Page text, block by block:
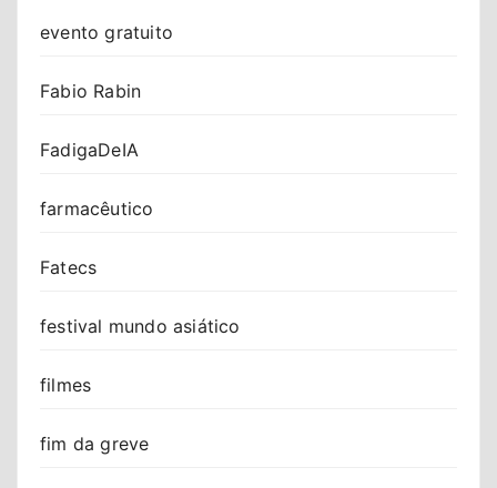
evento gratuito
Fabio Rabin
FadigaDeIA
farmacêutico
Fatecs
festival mundo asiático
filmes
fim da greve